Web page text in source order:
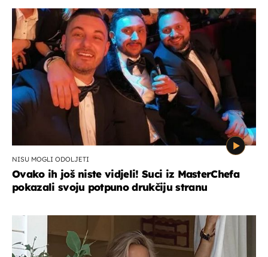
NISU MOGLI ODOLJETI
Ovako ih još niste vidjeli! Suci iz MasterChefa
pokazali svoju potpuno drukčiju stranu